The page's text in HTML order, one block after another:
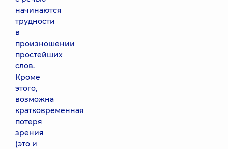
начинаются
трудности
в
произношении
простейших
слов.
Кроме
этого,
возможна
кратковременная
потеря
зрения
(это и